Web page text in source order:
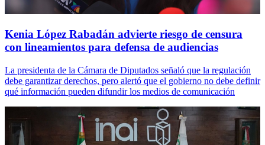
Kenia López Rabadán advierte riesgo de censura
con lineamientos para defensa de audiencias
La presidenta de la Cámara de Diputados señaló que la regulación
debe garantizar derechos, pero alertó que el gobierno no debe definir
qué información pueden difundir los medios de comunicación